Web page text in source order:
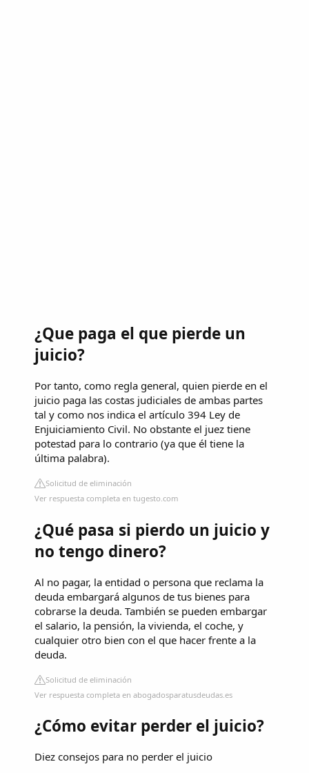
¿Que paga el que pierde un
juicio?
Por tanto, como regla general, quien pierde en el
juicio paga las costas judiciales de ambas partes
tal y como nos indica el artículo 394 Ley de
Enjuiciamiento Civil. No obstante el juez tiene
potestad para lo contrario (ya que él tiene la
última palabra).
Solicitud de eliminación
Ver respuesta completa en tugesto.com
¿Qué pasa si pierdo un juicio y
no tengo dinero?
Al no pagar, la entidad o persona que reclama la
deuda embargará algunos de tus bienes para
cobrarse la deuda. También se pueden embargar
el salario, la pensión, la vivienda, el coche, y
cualquier otro bien con el que hacer frente a la
deuda.
Solicitud de eliminación
Ver respuesta completa en abogadosparatusdeudas.es
¿Cómo evitar perder el juicio?
Diez consejos para no perder el juicio